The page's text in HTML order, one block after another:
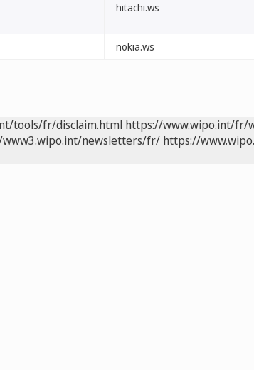
hitachi.ws
nokia.ws
tools/fr/disclaim.html https://www.wipo.int/fr/
newsletters/fr/ https://